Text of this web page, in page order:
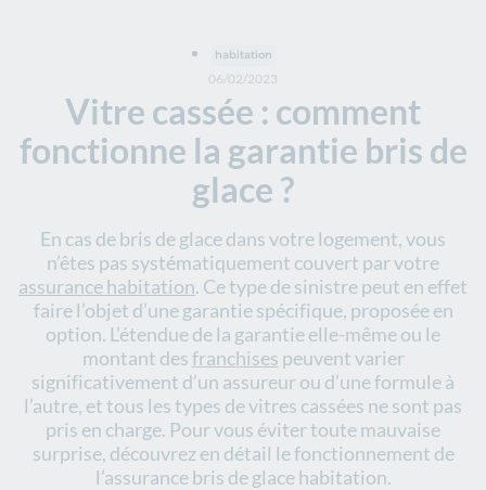
Vitre cassée : comment
fonctionne la garantie bris de
glace ?
06/02/2023
habitation
En cas de bris de glace dans votre logement, vous
n’êtes pas systématiquement couvert par votre
assurance habitation. Ce type de sinistre peut en effet
faire l’objet d’une garantie spécifique, proposée en
option. L’étendue de la garantie elle-même ou le
montant desfranchises peuvent varier
significativement d’un assureur ou d’une formule à
l’autre, et tous les types de vitres cassées ne sont pas
pris en charge. Pour vous éviter toute mauvaise
surprise, découvrez en détail le fonctionnement de
l’assurance bris de glace habitation.